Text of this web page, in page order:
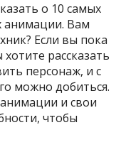
о 10 самых
анимации. Вам
Если вы пока
рассказать
персонаж, и с
можно добиться.
и свои
чтобы